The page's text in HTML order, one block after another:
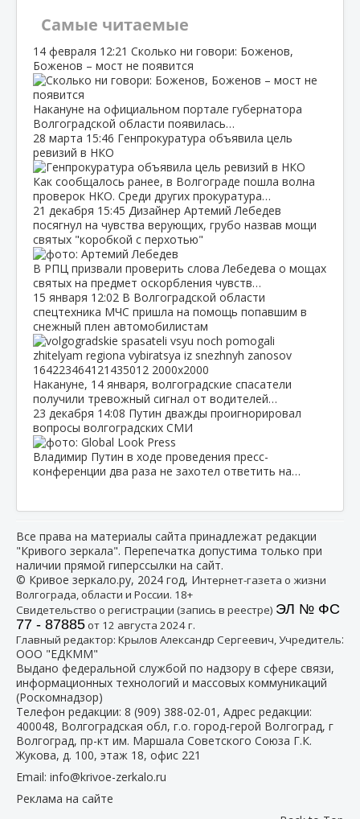
Самые читаемые
14 февраля 12:21 Сколько ни говори: Боженов,
Боженов – мост не появится
Накануне на официальном портале губернатора
Волгоградской области появилась…
28 марта 15:46 Генпрокуратура объявила цель
ревизий в НКО
Как сообщалось ранее, в Волгограде пошла волна
проверок НКО. Среди других прокуратура…
21 декабря 15:45 Дизайнер Артемий Лебедев
посягнул на чувства верующих, грубо назвав мощи
святых "коробкой с перхотью"
В РПЦ призвали проверить слова Лебедева о мощах
святых на предмет оскорбления чувств…
15 января 12:02 В Волгоградской области
спецтехника МЧС пришла на помощь попавшим в
снежный плен автомобилистам
Накануне, 14 января, волгоградские спасатели
получили тревожный сигнал от водителей…
23 декабря 14:08 Путин дважды проигнорировал
вопросы волгоградских СМИ
Владимир Путин в ходе проведения пресс-
конференции два раза не захотел ответить на…
Все права на материалы сайта принадлежат редакции
"Кривого зеркала". Перепечатка допустима только при
наличии прямой гиперссылки на сайт.
© Кривое зеркало.ру, 2024 год, Интернет-газета о жизни
Волгограда, области и России. 18+
Свидетельство о регистрации (запись в реестре) ЭЛ № ФС
77 - 87885от 12 августа 2024 г.
Главный редактор: Крылов Александр Сергеевич, Учредитель:
ООО "ЕДКММ"
Выдано федеральной службой по надзору в сфере связи,
информационных технологий и массовых коммуникаций
(Роскомнадзор)
Телефон редакции: 8 (909) 388-02-01 , Адрес редакции:
400048, Волгоградская обл, г.о. город-герой Волгоград, г
Волгоград, пр-кт им. Маршала Советского Союза Г.К.
Жукова, д. 100, этаж 18, офис 221
Email: info@krivoe-zerkalo.ru
Реклама на сайте